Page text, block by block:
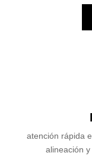
atención rápida
alineación